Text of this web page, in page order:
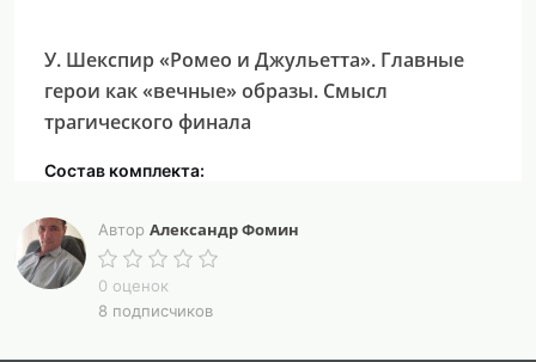
У. Шекспир «Ромео и Джульетта». Главные
герои как «вечные» образы. Смысл
трагического финала
Состав комплекта:
учителя, эталоны ответов, карточки для
самостоятельной работы с эталонами).
•Презентация в HTML
оформление в ренессансном стиле, анализ образов
Автор Александр Фомин
0 оценок
8 подписчиков